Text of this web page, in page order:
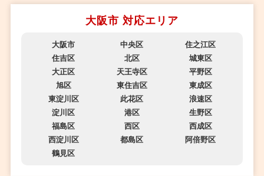
大阪市 対応エリア
大阪市 中央区
住之江区
住吉区
北区
城東区
大正区
天王寺区
平野区
旭区
東住吉区
東成区
東淀川区
此花区
浪速区
淀川区
港区
生野区
福島区
西区
西成区
西淀川区
都島区
阿倍野区
鶴見区